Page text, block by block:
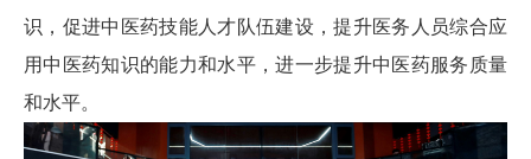
识，促进中医药技能人才队伍建设，提升医务人员综合应
用中医药知识的能力和水平，进一步提升中医药服务质量
和水平。